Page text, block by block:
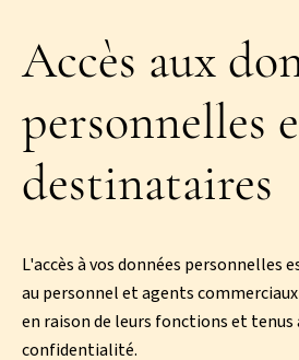
Accès aux
personnelles
destinataires
L'accès à vos données
au personnel et agents
en raison de leurs fonctions et
confidentialité.